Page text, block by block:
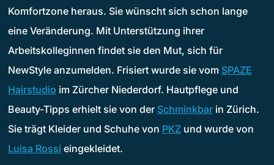
Komfortzone heraus. Sie wünscht sich schon lange
eine Veränderung. Mit Unterstützung ihrer
Arbeitskolleginnen findet sie den Mut, sich für
NewStyle anzumelden. Frisiert wurde sie vom SPAZE
Hairstudio im Zürcher Niederdorf. Hautpflege und
Beauty-Tipps erhielt sie von der Schminkbar in Zürich.
Sie trägt Kleider und Schuhe von PKZ und wurde von
Luisa Rossi eingekleidet.